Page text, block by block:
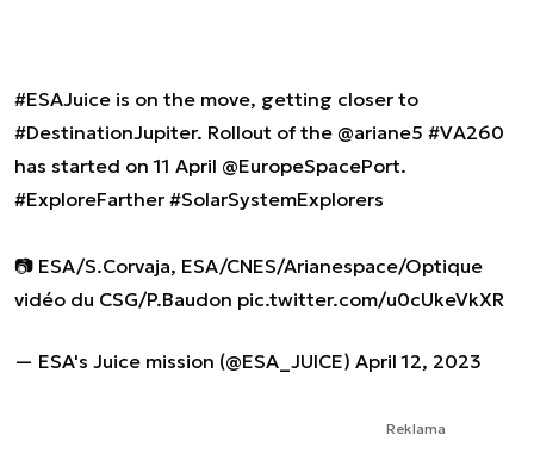
#ESAJuice is on the move, getting closer to
#DestinationJupiter. Rollout of the @ariane5 #VA260
has started on 11 April @EuropeSpacePort.
#ExploreFarther #SolarSystemExplorers
📷 ESA/S.Corvaja, ESA/CNES/Arianespace/Optique
vidéo du CSG/P.Baudon pic.twitter.com/u0cUkeVkXR
— ESA's Juice mission (@ESA_JUICE) April 12, 2023
Reklama